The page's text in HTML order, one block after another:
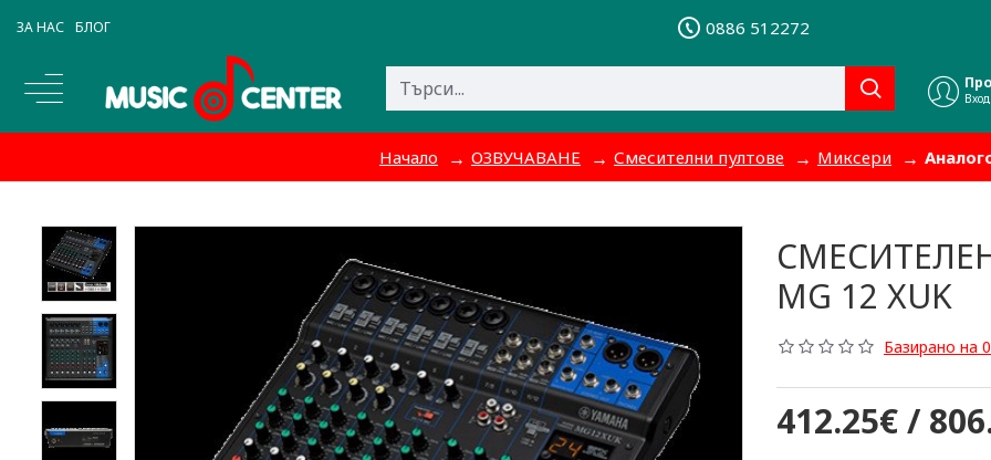
ЗА НАС БЛОГ 0886 512272
Начало ОЗВУЧАВАНЕ Смесителни пултове Миксери
СМЕСИТЕЛЕН
MG 12 XUK
Базирано на
412.25€ /